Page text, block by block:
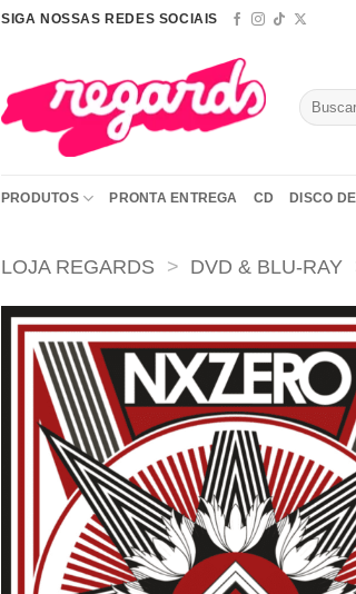
SIGA NOSSAS REDES SOCIAIS
Pesquisar
por:
PRODUTOS PRONTA ENTREGA CD DISCO
LOJA REGARDS > DVD & BLU-RAY